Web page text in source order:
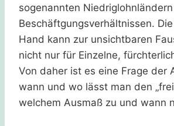
sogenannten
Beschäftgungsverhältnissen.
Hand kann zur unsichtbaren
nicht nur für Einzelne,
Von daher ist es eine Frage der
wann und wo lässt man den
welchem Ausmaß zu und wann